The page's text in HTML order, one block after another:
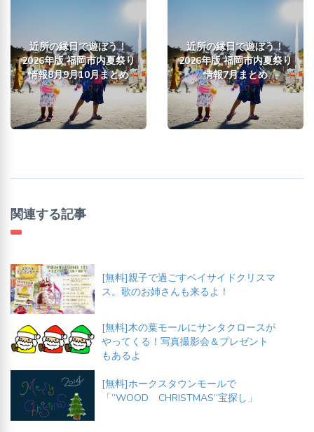
近所の縁日で遊ぼう！
2026年版 福岡市内夏祭り
情報8月9月10月まとめ
近所の縁日で遊ぼう！
2026年版 福岡市内夏祭り
情報7月まとめ
関連する記事
[無料]親子で過ごすベイサイドクリスマ
ス。歌のお姉さんも来るよ！
[無料]木の葉モールにサンタクロースが
やってくる！写真撮影会＆プレゼント
もあるよ
[無料]ホークスタウンモールで
「”WOOD CHRISTMAS”宝探し」